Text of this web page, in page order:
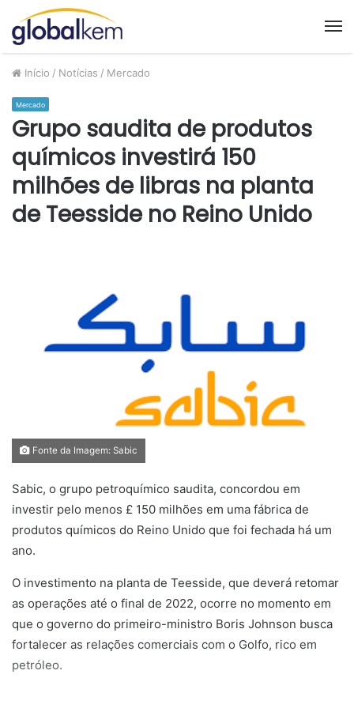
Início / Notícias / Mercado
Mercado
Grupo saudita de produtos
químicos investirá 150
milhões de libras na planta
de Teesside no Reino Unido
Fonte da Imagem: Sabic
Sabic, o grupo petroquímico saudita, concordou em
investir pelo menos £ 150 milhões em uma fábrica de
produtos químicos do Reino Unido que foi fechada há um
ano.
O investimento na planta de Teesside, que deverá retomar
as operações até o final de 2022, ocorre no momento em
que o governo do primeiro-ministro Boris Johnson busca
fortalecer as relações comerciais com o Golfo, rico em
petróleo.